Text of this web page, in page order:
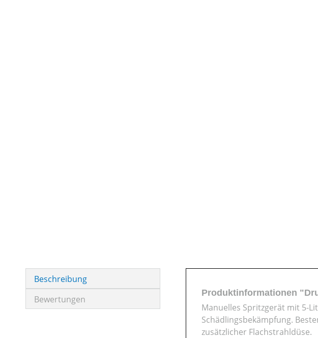
Beschreibung
Bewertungen
Produktinformationen
Manuelles Spritzgerät mit 5-
Schädlingsbekämpfung.
zusätzlicher Flachstrahldüse.